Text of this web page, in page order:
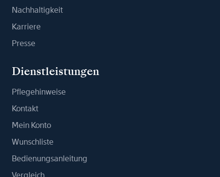
Nachhaltigkeit
Karriere
Presse
Dienstleistungen
Pflegehinweise
Kontakt
Mein Konto
Wunschliste
Bedienungsanleitung